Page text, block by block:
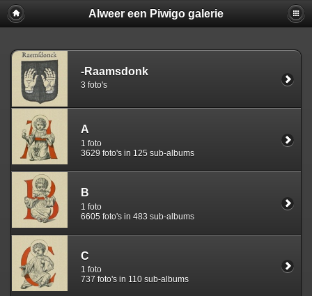
Alweer een Piwigo galerie
-Raamsdonk
3 foto's
A
1 foto
3629 foto's in 125 sub-albums
B
1 foto
6605 foto's in 483 sub-albums
C
1 foto
737 foto's in 110 sub-albums